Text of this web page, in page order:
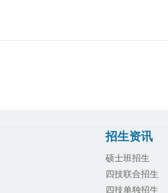
招生资讯
硕士班招生
四技联合招生
四技单独招生